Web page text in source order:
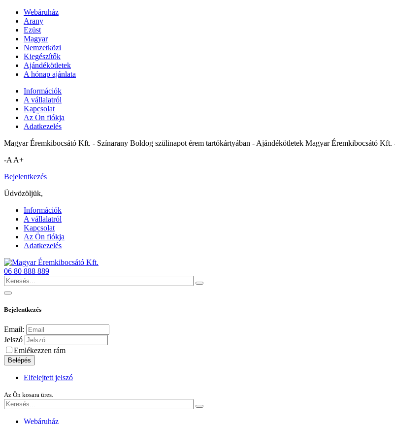
Webáruház
Arany
Ezüst
Magyar
Nemzetközi
Kiegészítők
Ajándékötletek
A hónap ajánlata
Információk
A vállalatról
Kapcsolat
Az Ön fiókja
Adatkezelés
Magyar Éremkibocsátó Kft. - Színarany Boldog szülinapot érem tartókártyában - Ajándékötletek Magyar Éremkibocsátó Kft.
-A A+
Bejelentkezés
Üdvözöljük,
Információk
A vállalatról
Kapcsolat
Az Ön fiókja
Adatkezelés
06 80 888 889
Bejelentkezés
Email:
Jelszó
Emlékezzen rám
Belépés
Elfelejtett jelszó
Az Ön kosara üres.
Webáruház